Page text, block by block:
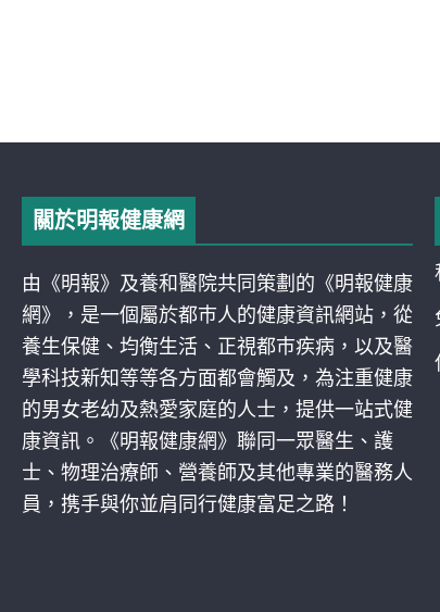
關於明報健康網
由《明報》及養和醫院共同策劃的《明報健康
網》，是一個屬於都巿人的健康資訊網站，從
養生保健、均衡生活、正視都巿疾病，以及醫
學科技新知等等各方面都會觸及，為注重健康
的男女老幼及熱愛家庭的人士，提供一站式健
康資訊。《明報健康網》聯同一眾醫生、護
士、物理治療師、營養師及其他專業的醫務人
員，携手與你並肩同行健康富足之路！